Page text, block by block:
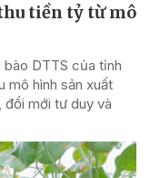
tiền tỷ từ mô
bào DTTS của tỉnh
mô hình sản xuất
đổi mới tư duy và